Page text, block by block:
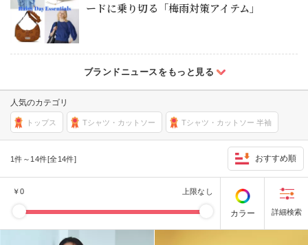
ードに乗り切る「梅雨対策アイテム」
人気のカテゴリ
トップス Tシャツ・カットソー Tシャツ・カットソー 半袖
1件～14件[全14件] おすすめ順
￥0 上限なし
カラー